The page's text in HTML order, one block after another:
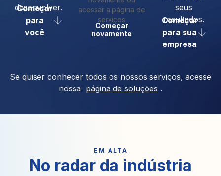
desenvolver.
Começar
para
você
acessar a página de
serviços
Começar
novamente
seus
resultados.
Começar
para sua
empresa
Se quiser conhecer todos os nossos serviços, acesse
nossa página de soluções .
EM ALTA
No radar da indústria